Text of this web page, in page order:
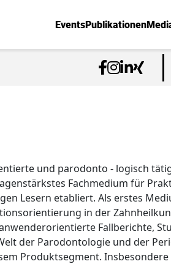
EventsPublikationen
und parodonto - logisch
Fachmedium für
Lesern etabliert. Als erstes
in der
Fallberichte,
der Parodontologie und der
Produktsegment.